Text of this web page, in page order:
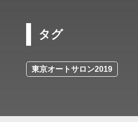
タグ
東京オートサロン2019